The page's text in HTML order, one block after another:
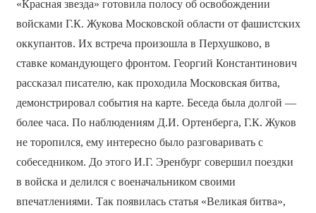
«Красная звезда» готовила полосу об освобождении
войсками Г.К. Жукова Московской области от фашистских
оккупантов. Их встреча произошла в Перхушково, в
ставке командующего фронтом. Георгий Константинович
рассказал писателю, как проходила Московская битва,
демонстрировал события на карте. Беседа была долгой —
более часа. По наблюдениям Д.И. Ортенберга, Г.К. Жуков
не торопился, ему интересно было разговаривать с
собеседником. До этого И.Г. Эренбург совершил поездки
в войска и делился с военачальником своими
впечатлениями. Так появилась статья «Великая битва»,